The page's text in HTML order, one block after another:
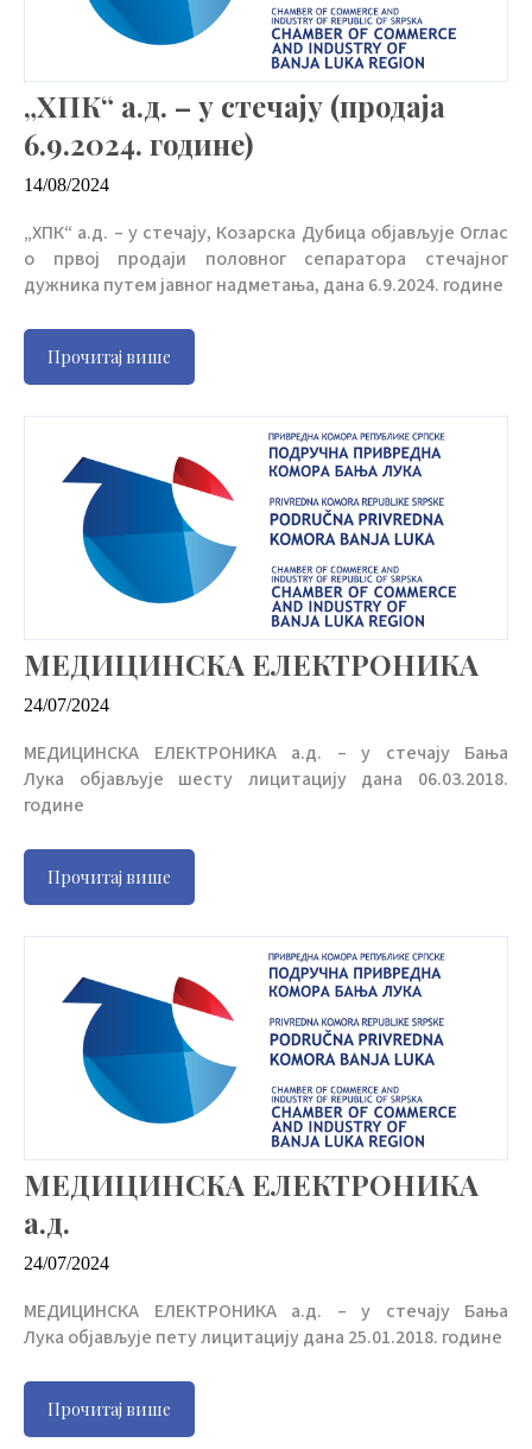
„ХПК“ а.д. – у стечају (продаја
6.9.2024. године)
14/08/2024
„ХПК“ а.д. – у стечају, Козарска Дубица објављује Оглас
о првој продаји половног сепаратора стечајног
дужника путем јавног надметања, дана 6.9.2024. године
Прочитај више
МЕДИЦИНСКА ЕЛЕКТРОНИКА
24/07/2024
МЕДИЦИНСКА ЕЛЕКТРОНИКА а.д. – у стечају Бања
Лука објављује шесту лицитацију дана 06.03.2018.
године
Прочитај више
МЕДИЦИНСКА ЕЛЕКТРОНИКА
а.д.
24/07/2024
МЕДИЦИНСКА ЕЛЕКТРОНИКА а.д. – у стечају Бања
Лука објављује пету лицитацију дана 25.01.2018. године
Прочитај више